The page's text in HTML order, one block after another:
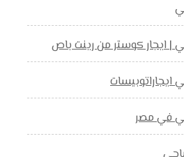
| ايجار كوستر من رينت باص
ايجاراتوبيسات
في مصر